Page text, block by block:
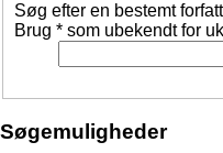
Søg efter en bestemt
Brug * som ubekendt for
Søgemuligheder